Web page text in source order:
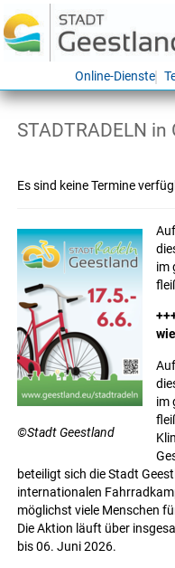
Online-Dienste
STADTRADELN in
Es sind keine Termine
©Stadt Geestland
im
im
beteiligt sich die Stadt
internationalen
möglichst viele Menschen
Die Aktion läuft über
bis 06. Juni 2026.